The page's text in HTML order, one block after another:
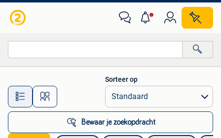
Alle afstanden…
Sorteer op
Bewaar je zoekopdracht